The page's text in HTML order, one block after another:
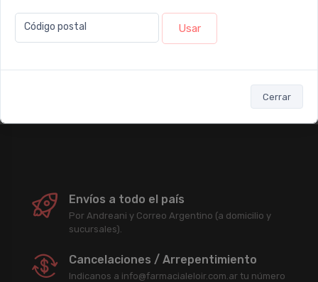
Código postal Usar
Cerrar
Enterate antes que nadie de nuestras promociones, descuentos y
Envíos a todo el país
Por Andreani y Correo Argentino (a domicilio y
sucursales).
Cancelaciones / Arrepentimiento
Indicanos a info@farmacialeloir.com.ar tu número